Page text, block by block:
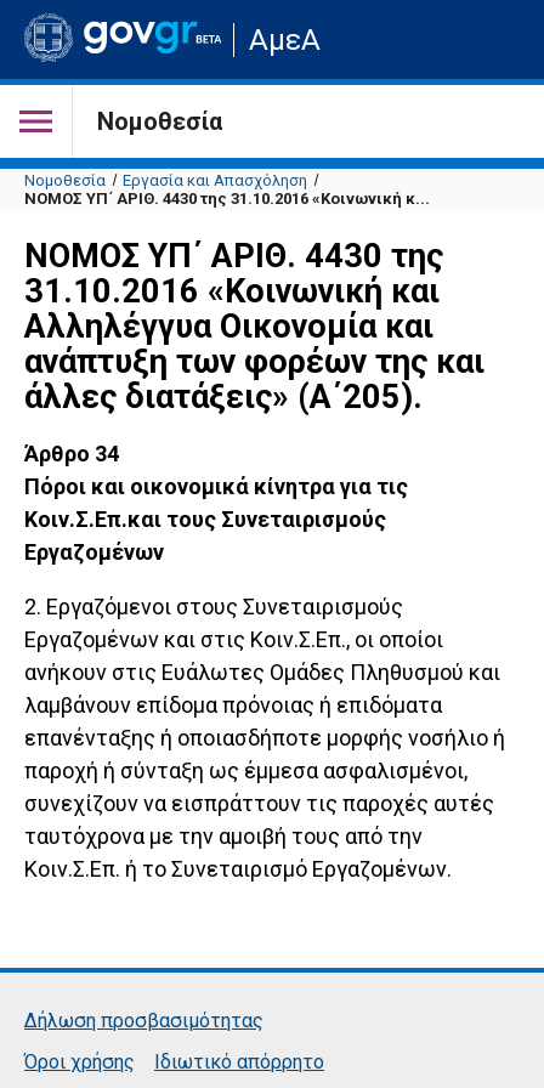
Μετάβαση
στην
σελίδα
του
ΑμεΑ
Νομοθεσία
Νομοθεσία
Εργασία και Απασχόληση
ΝΟΜΟΣ ΥΠ΄ ΑΡΙΘ. 4430 της 31.10.2016 «Κοινωνική κ...
ΝΟΜΟΣ ΥΠ΄ ΑΡΙΘ. 4430 της
31.10.2016 «Κοινωνική και
Αλληλέγγυα Οικονομία και
ανάπτυξη των φορέων της και
άλλες διατάξεις» (Α΄205).
Άρθρο 34
Πόροι και οικονομικά κίνητρα για τις
Κοιν.Σ.Επ.και τους Συνεταιρισμούς
Εργαζομένων
2. Εργαζόμενοι στους Συνεταιρισμούς
Εργαζομένων και στις Κοιν.Σ.Επ., οι οποίοι
ανήκουν στις Ευάλωτες Ομάδες Πληθυσμού και
λαμβάνουν επίδομα πρόνοιας ή επιδόματα
επανένταξης ή οποιασδήποτε μορφής νοσήλιο ή
παροχή ή σύνταξη ως έμμεσα ασφαλισμένοι,
συνεχίζουν να εισπράττουν τις παροχές αυτές
ταυτόχρονα με την αμοιβή τους από την
Κοιν.Σ.Επ. ή το Συνεταιρισμό Εργαζομένων.
Δήλωση προσβασιμότητας
Όροι χρήσης
Ιδιωτικό απόρρητο